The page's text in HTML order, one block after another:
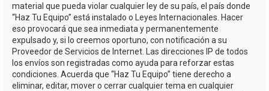
material que pueda violar cualquier ley de su país, el país donde
“Haz Tu Equipo” está instalado o Leyes Internacionales. Hacer
eso provocará que sea inmediata y permanentemente
expulsado y, si lo creemos oportuno, con notificación a su
Proveedor de Servicios de Internet. Las direcciones IP de todos
los envíos son registradas como ayuda para reforzar estas
condiciones. Acuerda que “Haz Tu Equipo” tiene derecho a
eliminar, editar, mover o cerrar cualquier tema en cualquier